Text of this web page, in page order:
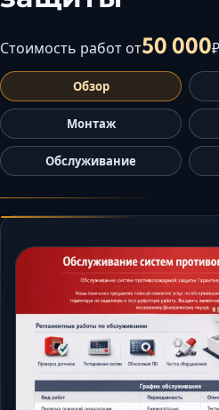
Стоимость работ от50 000₽
Обзор
Монтаж
Обслуживание